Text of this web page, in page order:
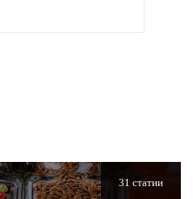
31 статии